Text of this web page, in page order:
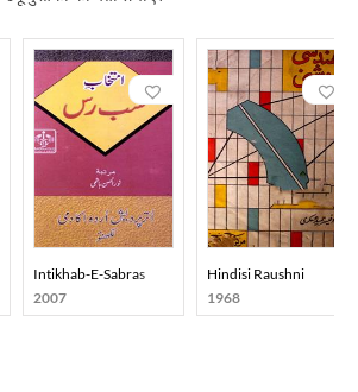
Intikhab-E-Sabras
2007
Hindisi Raushni
1968